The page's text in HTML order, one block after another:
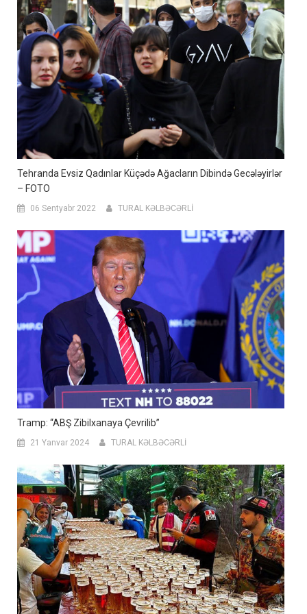
Tehranda Evsiz Qadınlar Küçədə Ağacların Dibində Gecələyirlər
– FOTO
06 Sentyabr 2022 TURAL KƏLBƏCƏRLİ
Tramp: “ABŞ Zibilxanaya Çevrilib”
21 Yanvar 2024 TURAL KƏLBƏCƏRLİ